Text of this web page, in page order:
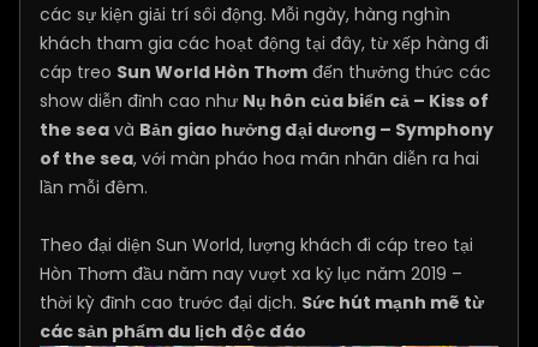
các sự kiện giải trí sôi động. Mỗi ngày, hàng nghìn
khách tham gia các hoạt động tại đây, từ xếp hàng đi
cáp treo Sun World Hòn Thơm đến thưởng thức các
show diễn đỉnh cao như Nụ hôn của biển cả – Kiss of
the sea và Bản giao hưởng đại dương – Symphony
of the sea, với màn pháo hoa mãn nhãn diễn ra hai
lần mỗi đêm.
Theo đại diện Sun World, lượng khách đi cáp treo tại
Hòn Thơm đầu năm nay vượt xa kỷ lục năm 2019 –
thời kỳ đỉnh cao trước đại dịch. Sức hút mạnh mẽ từ
các sản phẩm du lịch độc đáo